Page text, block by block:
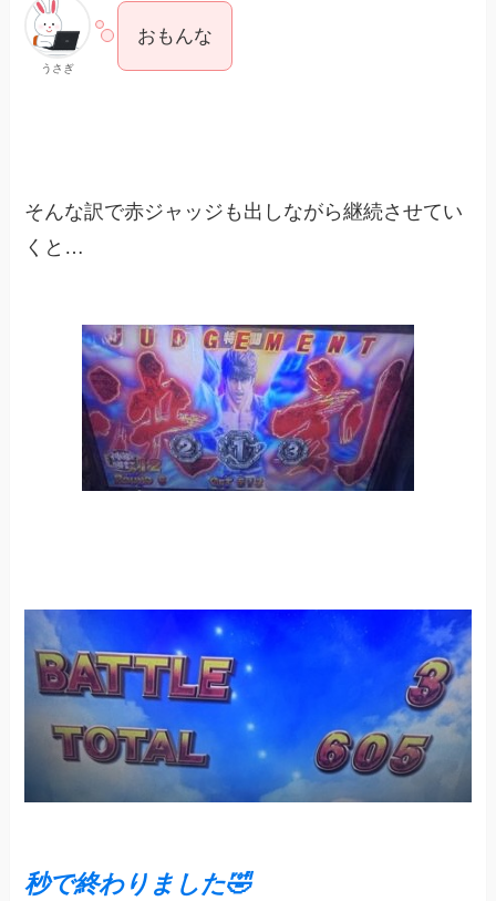
うさぎ
おもんな
そんな訳で赤ジャッジも出しながら継続させてい
くと…
秒で終わりました🤣